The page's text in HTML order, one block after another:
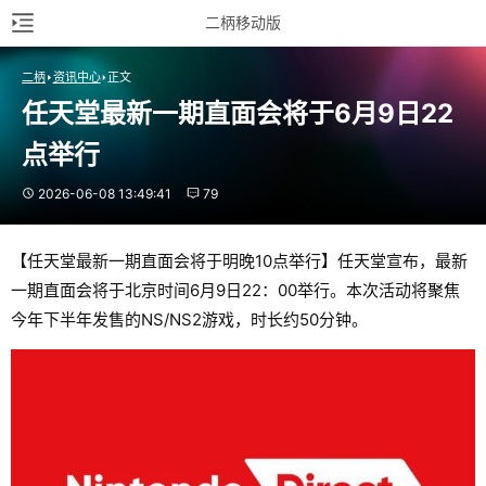
二柄移动版
二柄 资讯中心 正文
任天堂最新一期直面会将于6月9日22
点举行
2026-06-08 13:49:41 79
【任天堂最新一期直面会将于明晚10点举行】任天堂宣布，最新
一期直面会将于北京时间6月9日22：00举行。本次活动将聚焦
今年下半年发售的NS/NS2游戏，时长约50分钟。